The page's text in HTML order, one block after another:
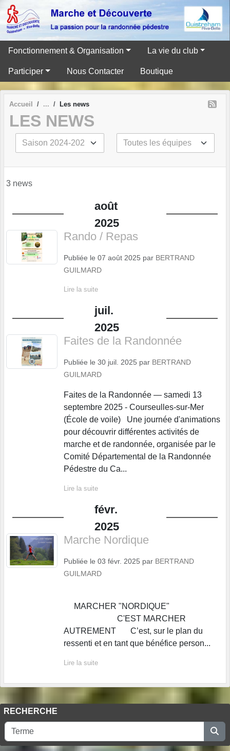
Fonctionnement & Organisation La vie du club
Participer Nous Contacter Boutique
Accueil Les news
LES NEWS
3 news
août
2025
Rando / Repas
Publiée le 07 août 2025 par BERTRAND
GUILMARD
Lire la suite
juil.
2025
Faites de la Randonnée
Publiée le 30 juil. 2025 par BERTRAND
GUILMARD
Faites de la Randonnée — samedi 13
septembre 2025 - Courseulles-sur-Mer
(École de voile) Une journée d'animations
pour découvrir différentes activités de
marche et de randonnée, organisée par le
Comité Départemental de la Randonnée
Pédestre du Ca...
Lire la suite
févr.
2025
Marche Nordique
Publiée le 03 févr. 2025 par BERTRAND
GUILMARD
MARCHER "NORDIQUE"
C'EST MARCHER
AUTREMENT C’est, sur le plan du
ressenti et en tant que bénéfice person...
Lire la suite
RECHERCHE
Panneau de gestion des cookies